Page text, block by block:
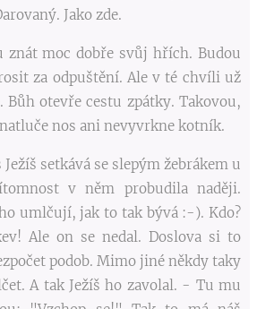
Jako zde.
znát moc dobře svůj hřích. Budou
za odpuštění. Ale v té chvíli už
Bůh otevře cestu zpátky. Takovou,
nos ani nevyvrkne kotník.
setkává se slepým žebrákem u
v něm probudila naději.
umlčují, jak to tak bývá :-). Kdo?
Ale on se nedal. Doslova si to
podob. Mimo jiné někdy taky
A tak Ježíš ho zavolal. - Tu mu